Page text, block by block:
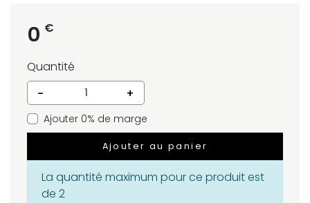
0 €
Quantité
-
+
Ajouter 0% de marge
Ajouter au panier
La quantité maximum pour ce produit est
de 2